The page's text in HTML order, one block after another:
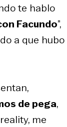
te hablo
Facundo”,
a que hubo
de pega,
me